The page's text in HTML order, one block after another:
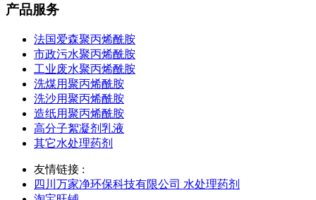
产品服务
法国爱森聚丙烯酰胺
市政污水聚丙烯酰胺
工业废水聚丙烯酰胺
洗煤用聚丙烯酰胺
洗沙用聚丙烯酰胺
造纸用聚丙烯酰胺
高分子絮凝剂乳液
其它水处理药剂
友情链接 :
四川万家净环保科技有限公司 水处理药剂